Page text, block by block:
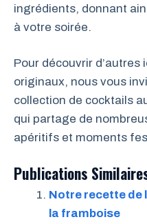
ingrédients, donnant
à votre soirée.
Pour découvrir
originaux, nous vous
collection de cocktails
qui partage de
apéritifs et moments
Publications
Notre recette de
la framboise